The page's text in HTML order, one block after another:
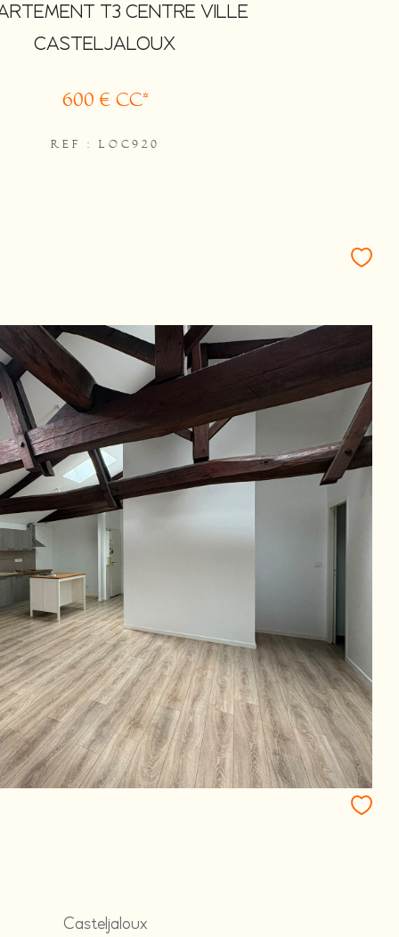
T3 CENTRE VILLE
CASTELJALOUX
600 € CC*
REF : LOC920
Casteljaloux